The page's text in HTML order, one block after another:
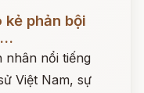
phản bội
nhân nổi tiếng
Việt Nam, sự